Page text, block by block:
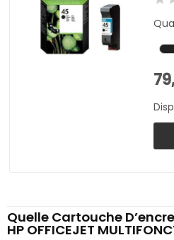
Quelle Cartouche
HP OFFICEJET